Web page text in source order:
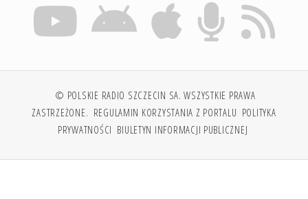
© POLSKIE RADIO SZCZECIN SA. WSZYSTKIE PRAWA
ZASTRZEŻONE. REGULAMIN KORZYSTANIA Z PORTALU POLITYKA
PRYWATNOŚCI BIULETYN INFORMACJI PUBLICZNEJ